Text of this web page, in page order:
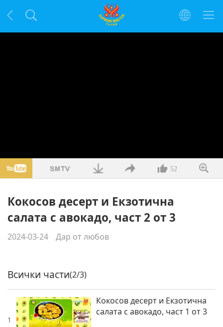
52
Кокосов десерт и Екзотична
салата с авокадо, част 2 от 3
2024-03-24 Дар от любов
Всички части(2/3)
1
Кокосов десерт и Екзотична
салата с авокадо, част 1 от 3